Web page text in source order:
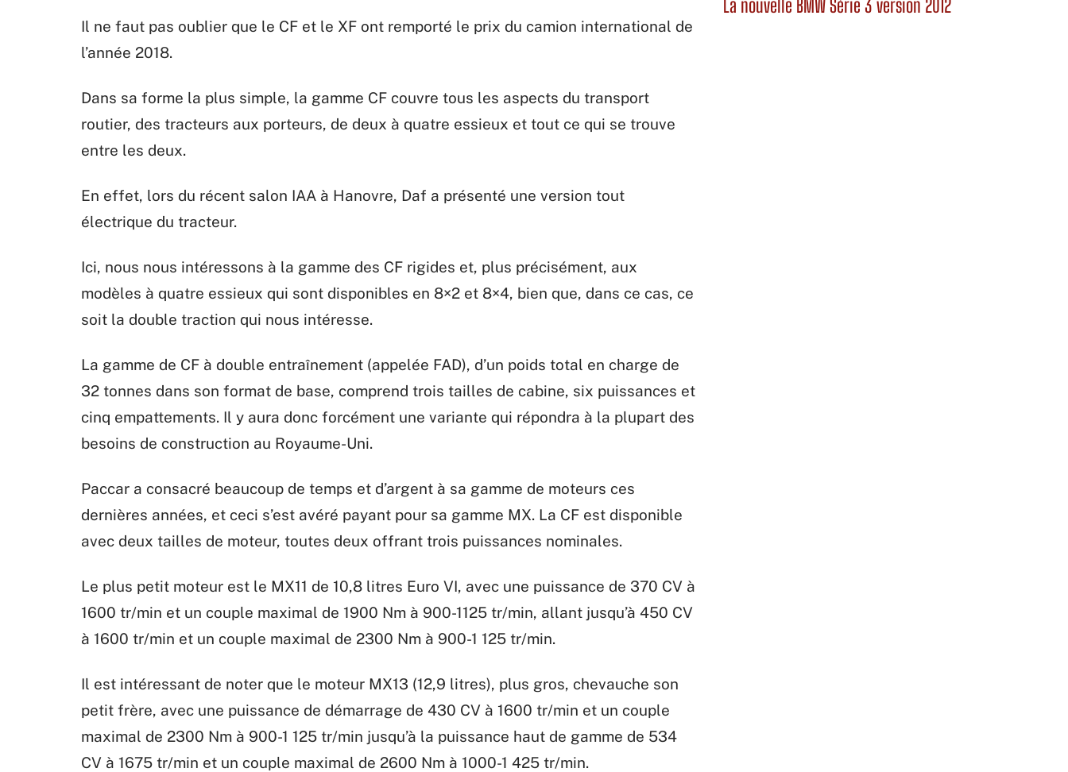
Il ne faut pas oublier que le CF et le XF ont remporté le prix du camion international de
l’année 2018.
Dans sa forme la plus simple, la gamme CF couvre tous les aspects du transport
routier, des tracteurs aux porteurs, de deux à quatre essieux et tout ce qui se trouve
entre les deux.
En effet, lors du récent salon IAA à Hanovre, Daf a présenté une version tout
électrique du tracteur.
Ici, nous nous intéressons à la gamme des CF rigides et, plus précisément, aux
modèles à quatre essieux qui sont disponibles en 8×2 et 8×4, bien que, dans ce cas, ce
soit la double traction qui nous intéresse.
La gamme de CF à double entraînement (appelée FAD), d’un poids total en charge de
32 tonnes dans son format de base, comprend trois tailles de cabine, six puissances et
cinq empattements. Il y aura donc forcément une variante qui répondra à la plupart des
besoins de construction au Royaume-Uni.
Paccar a consacré beaucoup de temps et d’argent à sa gamme de moteurs ces
dernières années, et ceci s’est avéré payant pour sa gamme MX. La CF est disponible
avec deux tailles de moteur, toutes deux offrant trois puissances nominales.
Le plus petit moteur est le MX11 de 10,8 litres Euro VI, avec une puissance de 370 CV à
1600 tr/min et un couple maximal de 1900 Nm à 900-1125 tr/min, allant jusqu’à 450 CV
à 1600 tr/min et un couple maximal de 2300 Nm à 900-1 125 tr/min.
Il est intéressant de noter que le moteur MX13 (12,9 litres), plus gros, chevauche son
petit frère, avec une puissance de démarrage de 430 CV à 1600 tr/min et un couple
maximal de 2300 Nm à 900-1 125 tr/min jusqu’à la puissance haut de gamme de 534
CV à 1675 tr/min et un couple maximal de 2600 Nm à 1000-1 425 tr/min.
La nouvelle BMW Série 3 version 2012